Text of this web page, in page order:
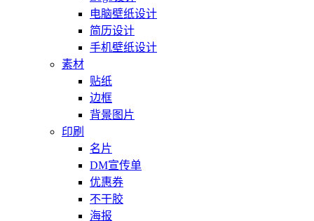
电脑壁纸设计
简历设计
手机壁纸设计
素材
贴纸
边框
背景图片
印刷
名片
DM宣传单
优惠券
不干胶
海报